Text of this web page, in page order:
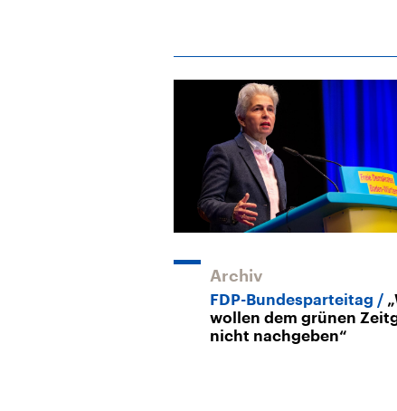
Archiv
FDP-Bundesparteitag
wollen dem grünen
nicht nachgeben“